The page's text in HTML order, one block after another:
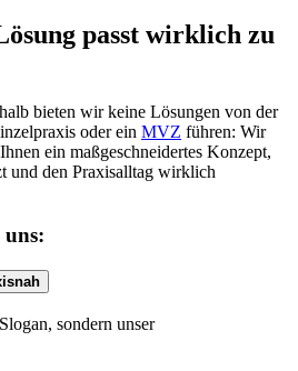
passt wirklich zu
bieten wir keine Lösungen von der
oder ein MVZ führen: Wir
ein maßgeschneidertes Konzept,
und den Praxisalltag wirklich
sondern unser